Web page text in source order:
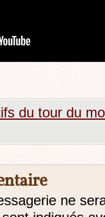
du tour du
ne